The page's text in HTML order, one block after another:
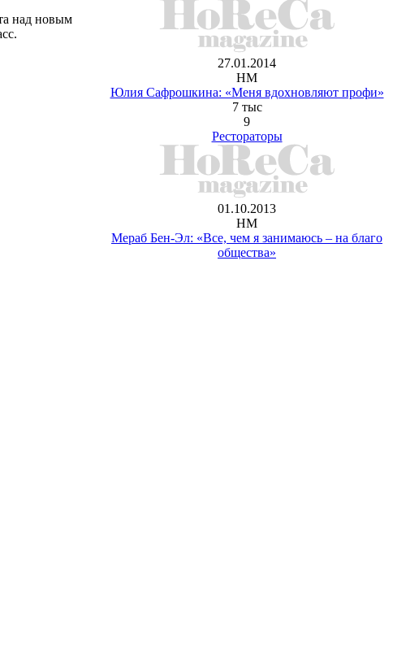
над новым
27.01.2014
НМ
Юлия Сафрошкина: «Меня вдохновляют профи»
7 тыс
9
Рестораторы
01.10.2013
НМ
Мераб Бен-Эл: «Все, чем я занимаюсь – на благо
общества»